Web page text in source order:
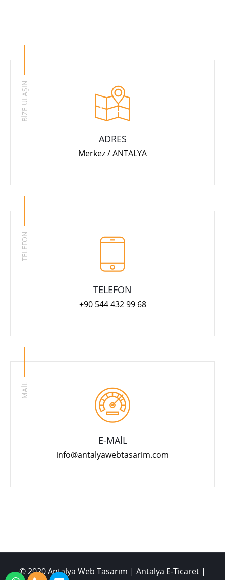
BİZE ULAŞIN
ADRES
Merkez / ANTALYA
TELEFON
TELEFON
+90 544 432 99 68
MAİL
E-MAİL
info@antalyawebtasarim.com
© 2020 Antalya Web Tasarım | Antalya E-Ticaret |